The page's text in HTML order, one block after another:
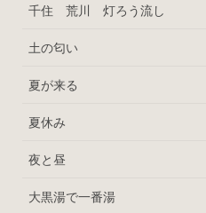
千住 荒川 灯ろう流し
土の匂い
夏が来る
夏休み
夜と昼
大黒湯で一番湯